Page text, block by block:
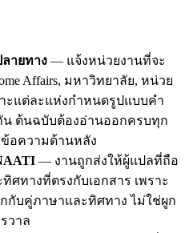
ายทาง — แจ้งหน่วยงานที่จะ
Affairs, มหาวิทยาลัย, หน่วย
ะแต่ละแห่งกำหนดรูปแบบคำ
น ต้นฉบับต้องอ่านออกครบทุก
อความด้านหลัง
— งานถูกส่งให้ผู้แปลที่ถือ
ศทางที่ตรงกับเอกสาร เพราะ
กับคู่ภาษาและทิศทาง ไม่ใช่ผูก
วาล